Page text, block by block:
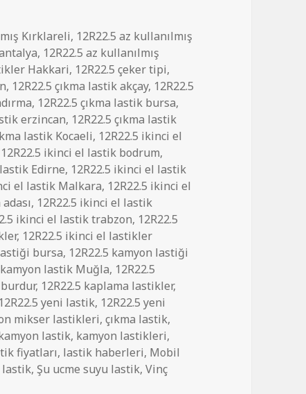
Kırklareli, 12R22.5 az kullanılmış
, 12R22.5 az kullanılmış
Hakkari, 12R22.5 çeker tipi,
, 12R22.5 çıkma lastik akçay, 12R22.5
, 12R22.5 çıkma lastik bursa,
erzincan, 12R22.5 çıkma lastik
lastik Kocaeli, 12R22.5 ikinci el
12R22.5 ikinci el lastik bodrum,
Edirne, 12R22.5 ikinci el lastik
el lastik Malkara, 12R22.5 ikinci el
, 12R22.5 ikinci el lastik
ikinci el lastik trabzon, 12R22.5
, 12R22.5 ikinci el lastikler
bursa, 12R22.5 kamyon lastiği
kamyon lastik Muğla, 12R22.5
, 12R22.5 kaplama lastikler,
12R22.5 yeni lastik, 12R22.5 yeni
mikser lastikleri,çıkma lastik,
lastik, kamyon lastikleri,
fiyatları, lastik haberleri, Mobil
lastik, Şu ucme suyu lastik,Vinç
PİRELLİ için